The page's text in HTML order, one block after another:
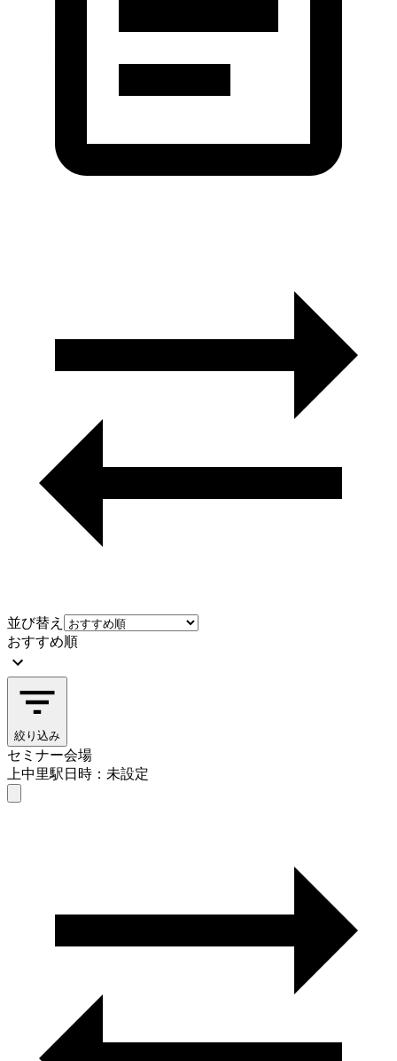
並び替え
おすすめ順
絞り込み
セミナー会場
上中里駅日時：未設定